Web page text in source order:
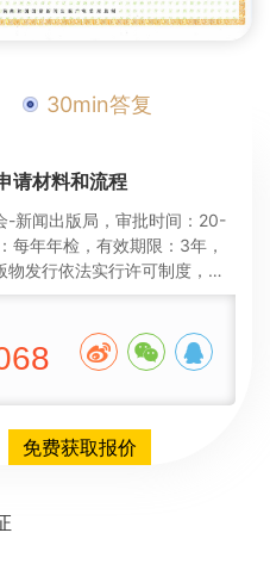
30min答复
请材料和流程
-新闻出版局，审批时间：20-
每年年检，有效期限：3年，
发行依法实行许可制度，未
人不得从事出版物发行活动。
。出版物，是指图书、报纸、
出版物等。
免费获取报价